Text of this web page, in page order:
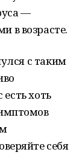
—
в возрасте.
с таким
есть хоть
себя